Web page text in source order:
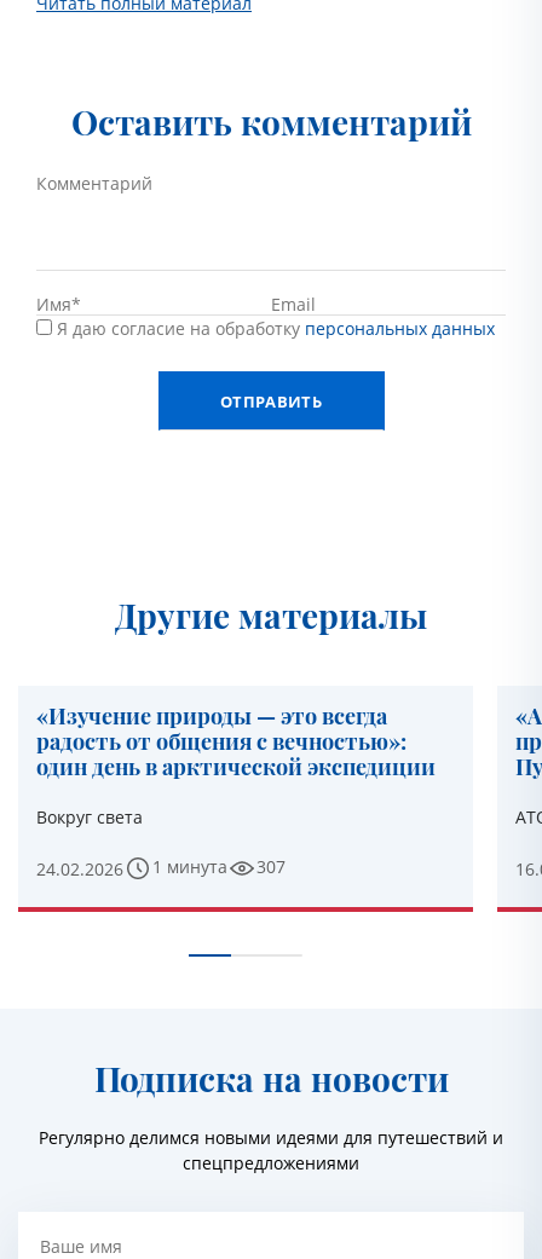
Оставить комментарий
Я даю согласие на обработку персональных данных
Другие материалы
«Изучение природы — это всегда
радость от общения с вечностью»:
один день в арктической экспедиции
Вокруг света
24.02.2026 1 минута 307
Подписка на новости
Регулярно делимся новыми идеями для путешествий и
спецпредложениями
Ваше имя